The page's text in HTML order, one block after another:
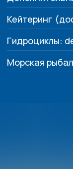
Кейтеринг
Гидроциклы:
Морская